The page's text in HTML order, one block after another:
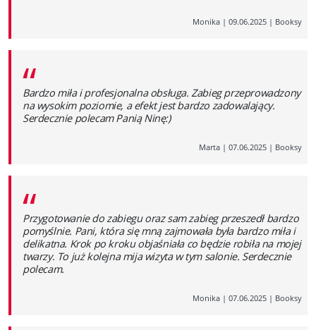
Monika | 09.06.2025 | Booksy
“
Bardzo miła i profesjonalna obsługa. Zabieg przeprowadzony
na wysokim poziomie, a efekt jest bardzo zadowalający.
Serdecznie polecam Panią Ninę:)
Marta | 07.06.2025 | Booksy
“
Przygotowanie do zabiegu oraz sam zabieg przeszedł bardzo
pomyślnie. Pani, która się mną zajmowała była bardzo miła i
delikatna. Krok po kroku objaśniała co będzie robiła na mojej
twarzy. To już kolejna mija wizyta w tym salonie. Serdecznie
polecam.
Monika | 07.06.2025 | Booksy